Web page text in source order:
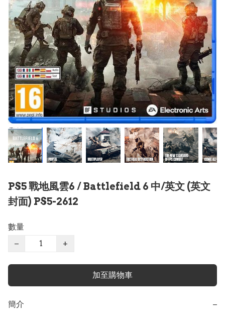
PS5 戰地風雲6 / Battlefield 6 中/英文 (英文
封面) PS5-2612
數量
−
+
加至購物車
簡介 −